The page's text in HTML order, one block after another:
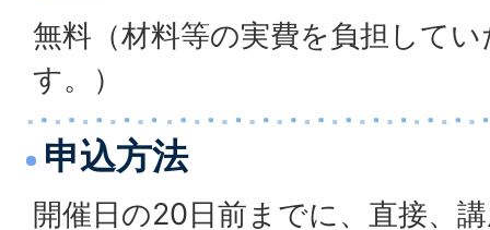
無料（材料等の実費を負担して
す。）
申込方法
開催日の20日前までに、直接、